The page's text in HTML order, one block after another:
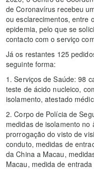
de Coronavírus recebeu
ou esclarecimentos, entre
epidemia, pelo que se
contacto com o serviço
Já os restantes 125
seguinte forma:
1. Serviços de Saúde: 98
teste de ácido nucleico,
isolamento, atestado
2. Corpo de Polícia de
medidas de isolamento
prorrogação do visto de
conduto, medidas de
da China a Macau,
Macau, medida de